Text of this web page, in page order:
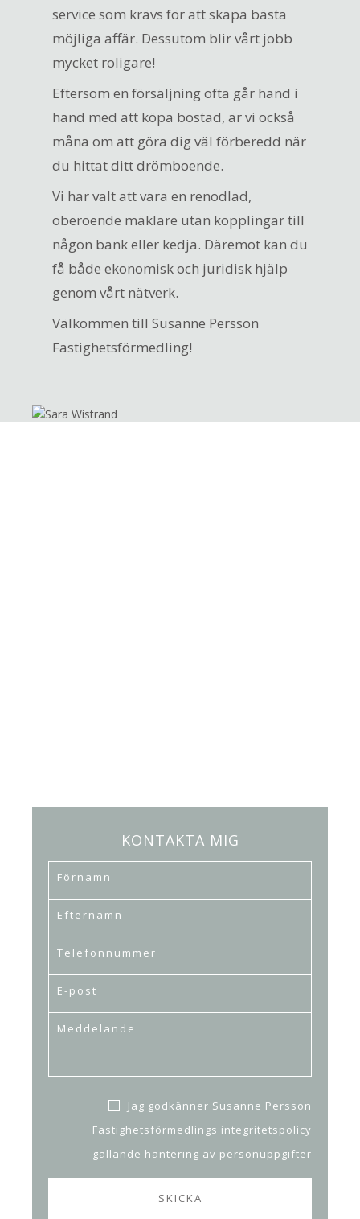
service som krävs för att skapa bästa
möjliga affär. Dessutom blir vårt jobb
mycket roligare!
Eftersom en försäljning ofta går hand i
hand med att köpa bostad, är vi också
måna om att göra dig väl förberedd när
du hittat ditt drömboende.
Vi har valt att vara en renodlad,
oberoende mäklare utan kopplingar till
någon bank eller kedja. Däremot kan du
få både ekonomisk och juridisk hjälp
genom vårt nätverk.
Välkommen till Susanne Persson
Fastighetsförmedling!
KONTAKTA MIG
Jag godkänner Susanne Persson
Fastighetsförmedlings integritetspolicy
gällande hantering av personuppgifter